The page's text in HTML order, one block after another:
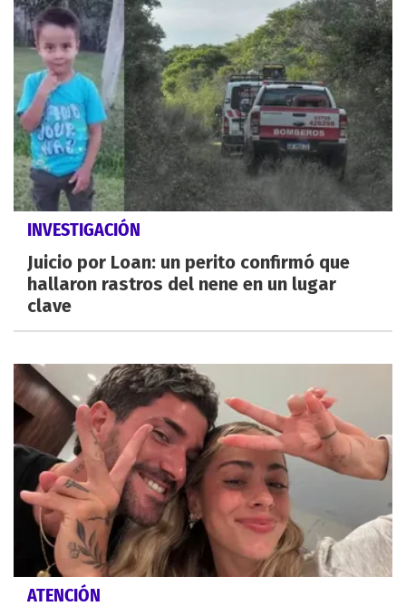
INVESTIGACIÓN
Juicio por Loan: un perito confirmó que
hallaron rastros del nene en un lugar
clave
ATENCIÓN